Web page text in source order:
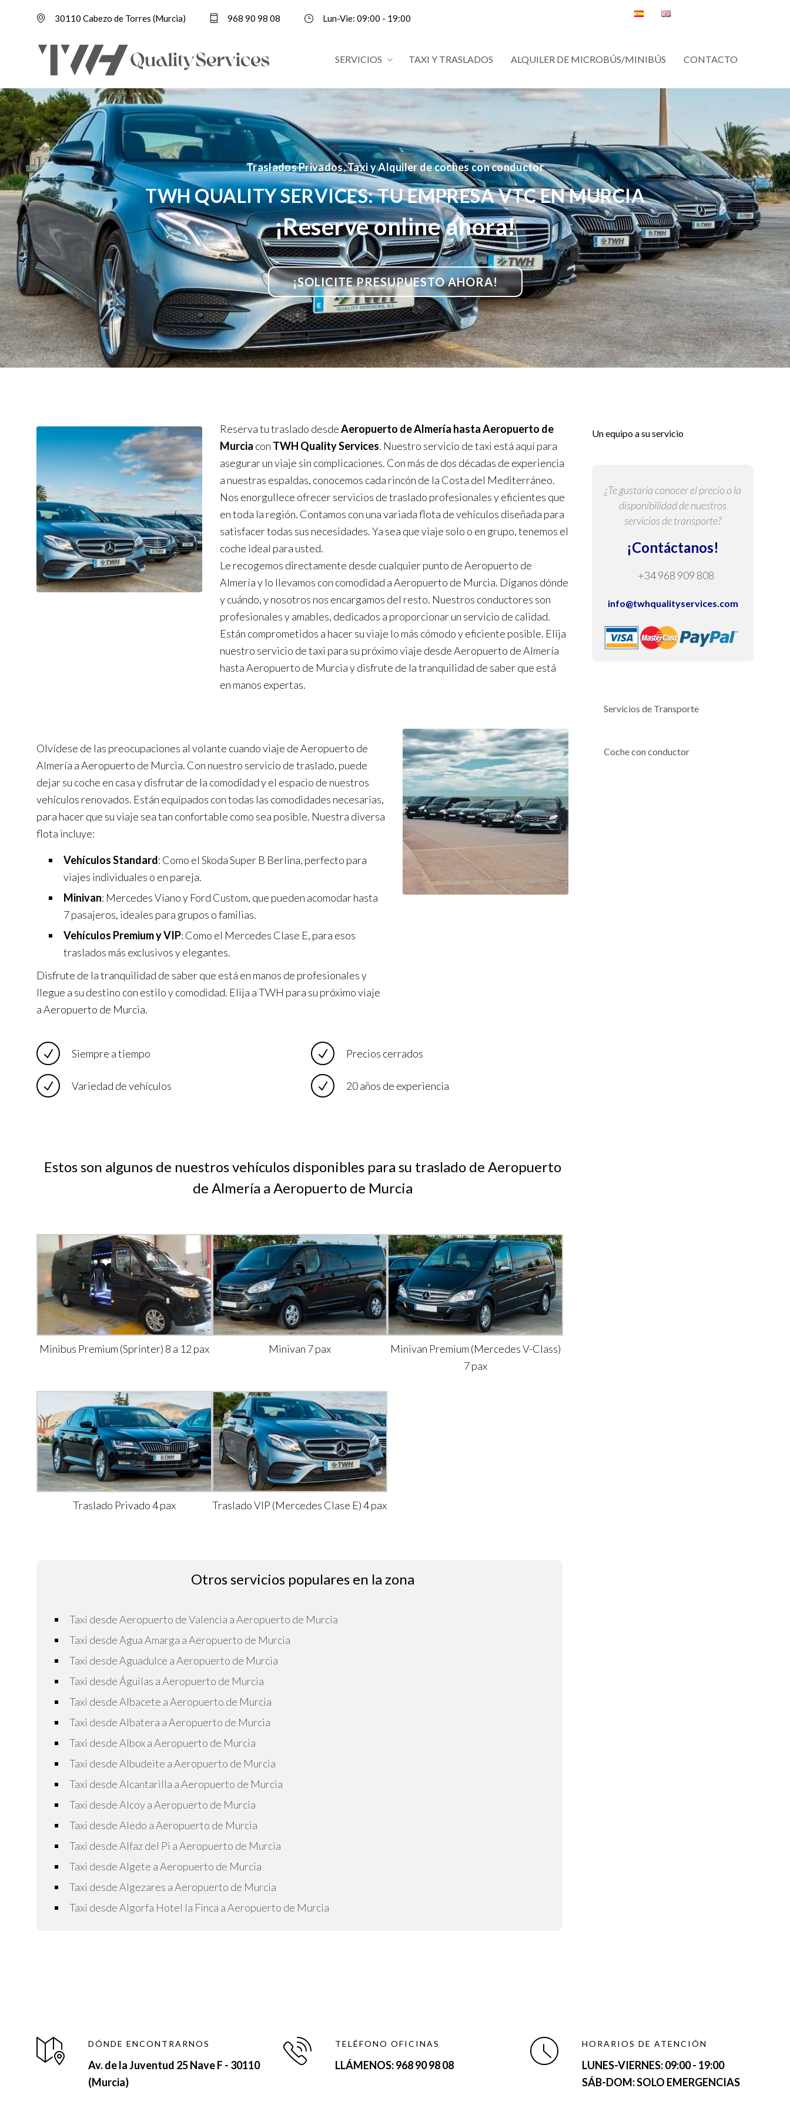
30110 Cabezo de Torres (Murcia) 968 90 98 08 Lun-Vie: 09:00 - 19:00
SERVICIOS TAXI Y TRASLADOS ALQUILER DE MICROBÚS/MINIBÚS CONTACTO
Traslados Privados, Taxi y Alquiler de coches con conductor
TWH QUALITY SERVICES: TU EMPRESA VTC EN MURCIA
¡Reserve online ahora!
¡SOLICITE PRESUPUESTO AHORA!
Reserva tu traslado desdeAeropuerto de Almería hasta Aeropuerto de
Murcia con TWH Quality Services. Nuestro servicio de taxi está aquí para
asegurar un viaje sin complicaciones. Con más de dos décadas de experiencia
a nuestras espaldas, conocemos cada rincón de la Costa del Mediterráneo.
Nos enorgullece ofrecer servicios de traslado profesionales y eficientes que
en toda la región. Contamos con una variada flota de vehículos diseñada para
satisfacer todas sus necesidades. Ya sea que viaje solo o en grupo, tenemos el
coche ideal para usted.
Le recogemos directamente desde cualquier punto de Aeropuerto de
Almería y lo llevamos con comodidad a Aeropuerto de Murcia. Díganos dónde
y cuándo, y nosotros nos encargamos del resto. Nuestros conductores son
profesionales y amables, dedicados a proporcionar un servicio de calidad.
Están comprometidos a hacer su viaje lo más cómodo y eficiente posible. Elija
nuestro servicio de taxi para su próximo viaje desde Aeropuerto de Almería
hasta Aeropuerto de Murcia y disfrute de la tranquilidad de saber que está
en manos expertas.
Olvídese de las preocupaciones al volante cuando viaje de Aeropuerto de
Almería a Aeropuerto de Murcia. Con nuestro servicio de traslado, puede
dejar su coche en casa y disfrutar de la comodidad y el espacio de nuestros
vehículos renovados. Están equipados con todas las comodidades necesarias,
para hacer que su viaje sea tan confortable como sea posible. Nuestra diversa
flota incluye:
Vehículos Standard: Como el Skoda Super B Berlina, perfecto para
viajes individuales o en pareja.
Minivan: Mercedes Viano y Ford Custom, que pueden acomodar hasta
7 pasajeros, ideales para grupos o familias.
Vehículos Premium y VIP: Como el Mercedes Clase E, para esos
traslados más exclusivos y elegantes.
Disfrute de la tranquilidad de saber que está en manos de profesionales y
llegue a su destino con estilo y comodidad. Elija a TWH para su próximo viaje
a Aeropuerto de Murcia.
Siempre a tiempo
Variedad de vehículos
Precios cerrados
20 años de experiencia
Estos son algunos de nuestros vehículos disponibles para su traslado de Aeropuerto
de Almería a Aeropuerto de Murcia
Minibus Premium (Sprinter) 8 a 12 pax Minivan 7 pax
Minivan Premium (Mercedes V-Class)
7 pax
Traslado Privado 4 pax Traslado VIP (Mercedes Clase E) 4 pax
Otros servicios populares en la zona
Taxi desde Aeropuerto de Valencia a Aeropuerto de Murcia
Taxi desde Agua Amarga a Aeropuerto de Murcia
Taxi desde Aguadulce a Aeropuerto de Murcia
Taxi desde Águilas a Aeropuerto de Murcia
Taxi desde Albacete a Aeropuerto de Murcia
Taxi desde Albatera a Aeropuerto de Murcia
Taxi desde Albox a Aeropuerto de Murcia
Taxi desde Albudeite a Aeropuerto de Murcia
Taxi desde Alcantarilla a Aeropuerto de Murcia
Taxi desde Alcoy a Aeropuerto de Murcia
Taxi desde Aledo a Aeropuerto de Murcia
Taxi desde Alfaz del Pi a Aeropuerto de Murcia
Taxi desde Algete a Aeropuerto de Murcia
Taxi desde Algezares a Aeropuerto de Murcia
Taxi desde Algorfa Hotel la Finca a Aeropuerto de Murcia
Un equipo a su servicio
¿Te gustaría conocer el precio o la
disponibilidad de nuestros
servicios de transporte?
¡Contáctanos!
+34 968 909 808
info@twhqualityservices.com
Servicios de Transporte
Coche con conductor
DÓNDE ENCONTRARNOS
Av. de la Juventud 25 Nave F - 30110
(Murcia)
TELÉFONO OFICINAS
LLÁMENOS: 968 90 98 08
HORARIOS DE ATENCIÓN
LUNES-VIERNES:09:00 - 19:00
SÁB-DOM: SOLO EMERGENCIAS